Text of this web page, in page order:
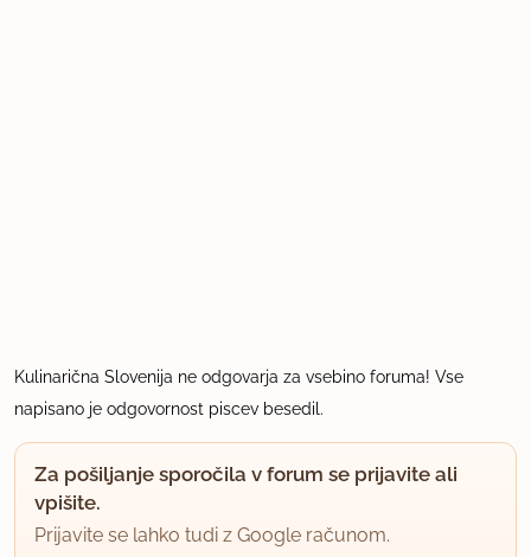
Kulinarična Slovenija ne odgovarja za vsebino foruma! Vse
napisano je odgovornost piscev besedil.
Za pošiljanje sporočila v forum se prijavite ali
vpišite.
Prijavite se lahko tudi z Google računom.